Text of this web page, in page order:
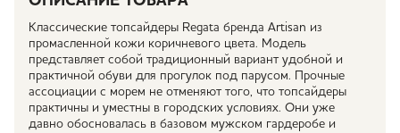
Классические топсайдеры Regata бренда Artisan из
промасленной кожи коричневого цвета. Модель
представляет собой традиционный вариант удобной и
практичной обуви для прогулок под парусом. Прочные
ассоциации с морем не отменяют того, что топсайдеры
практичны и уместны в городских условиях. Они уже
давно обосновалась в базовом мужском гардеробе и